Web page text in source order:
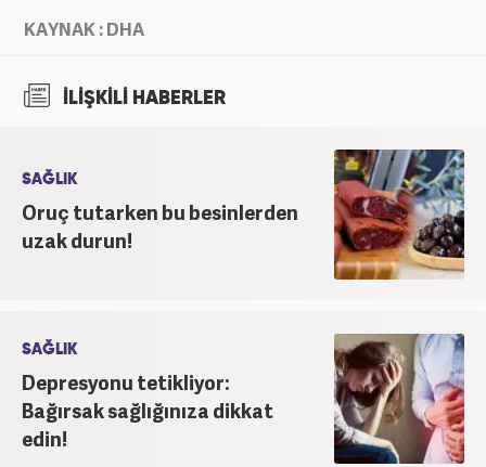
KAYNAK : DHA
İLİŞKİLİ HABERLER
SAĞLIK
Oruç tutarken bu besinlerden
uzak durun!
SAĞLIK
Depresyonu tetikliyor:
Bağırsak sağlığınıza dikkat
edin!